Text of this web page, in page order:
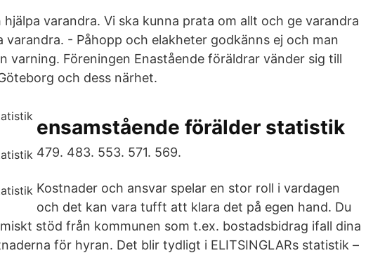
varandra. Vi ska kunna prata om allt och ge varandra
- Påhopp och elakheter godkänns ej och man
varning. Föreningen Enastående föräldrar vänder sig till
och dess närhet.
ensamstående förälder statistik
479. 483. 553. 571. 569.
Kostnader och ansvar spelar en stor roll i vardagen
och det kan vara tufft att klara det på egen hand. Du
stöd från kommunen som t.ex. bostadsbidrag ifall dina
för hyran. Det blir tydligt i ELITSINGLARs statistik –